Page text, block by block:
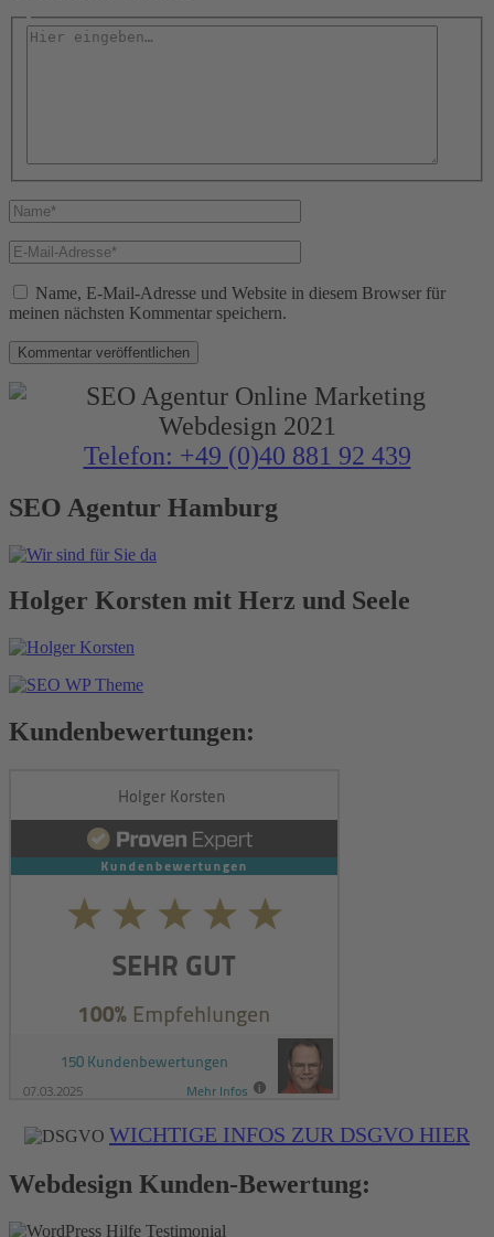
Hier
Name*
E-
Mail-
Adresse*
Name, E-Mail-Adresse und Website in diesem Browser für
meinen nächsten Kommentar speichern.
Telefon: +49 (0)40 881 92 439
SEO Agentur Hamburg
Holger Korsten mit Herz und Seele
Kundenbewertungen:
WICHTIGE INFOS ZUR DSGVO HIER
Webdesign Kunden-Bewertung: